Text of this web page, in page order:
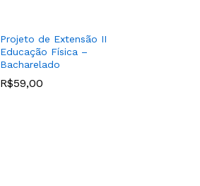
Projeto de Extensão II
Educação Física –
Bacharelado
R$59,00
R$59,00